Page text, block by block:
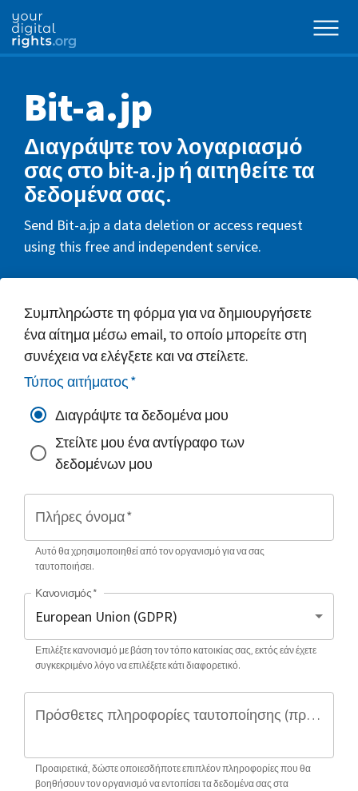
Bit-a.jp
Διαγράψτε τον λογαριασμό
σας στο bit-a.jp ή αιτηθείτε τα
δεδομένα σας.
Send Bit-a.jp a data deletion or access request
using this free and independent service.
Συμπληρώστε τη φόρμα για να δημιουργήσετε
ένα αίτημα μέσω email, το οποίο μπορείτε στη
συνέχεια να ελέγξετε και να στείλετε.
Τύπος αιτήματος*
Διαγράψτε τα δεδομένα μου
Στείλτε μου ένα αντίγραφο των
δεδομένων μου
Πλήρες όνομα*
Αυτό θα χρησιμοποιηθεί από τον οργανισμό για να σας
ταυτοποιήσει.
Κανονισμός*
Επιλέξτε κανονισμό με βάση τον τόπο κατοικίας σας, εκτός εάν έχετε
συγκεκριμένο λόγο να επιλέξετε κάτι διαφορετικό.
Πρόσθετες πληροφορίες ταυτοποίησης (προαιρετικό)
Προαιρετικά, δώστε οποιεσδήποτε επιπλέον πληροφορίες που θα
βοηθήσουν τον οργανισμό να εντοπίσει τα δεδομένα σας στα